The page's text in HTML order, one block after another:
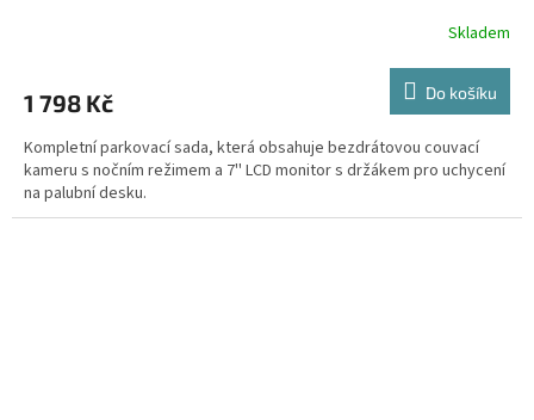
Skladem
1 798 Kč Do košíku
Kompletní parkovací sada, která obsahuje bezdrátovou couvací
kameru s nočním režimem a 7'' LCD monitor s držákem pro uchycení
na palubní desku.